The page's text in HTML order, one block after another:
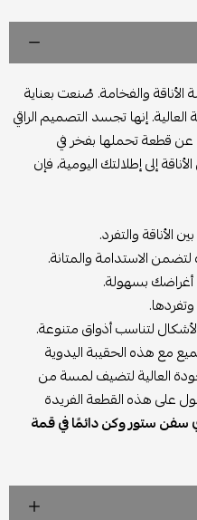
الأناقة والفخامة. صُنعت بعناية
إنها تجسد التصميم الراقي
عن قطعة تحملها بفخر في
إلى إطلالتك اليومية، فإن
الأناقة والتفرد.
الاستدامة والمتانة.
بسهولة.
لتناسب أذواق متنوعة.
مع هذه الحقيبة اليدوية
العالية لتضيف لمسة من
على هذه القطعة الفريدة
سفن ستور وكن دائمًا في قمة